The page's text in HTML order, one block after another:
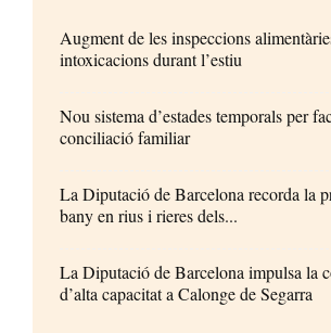
Augment de les inspeccions
intoxicacions durant l’estiu
Nou sistema d’estades temporals per
conciliació familiar
La Diputació de Barcelona recorda la
bany en rius i rieres dels...
La Diputació de Barcelona impulsa la
d’alta capacitat a Calonge de Segarra